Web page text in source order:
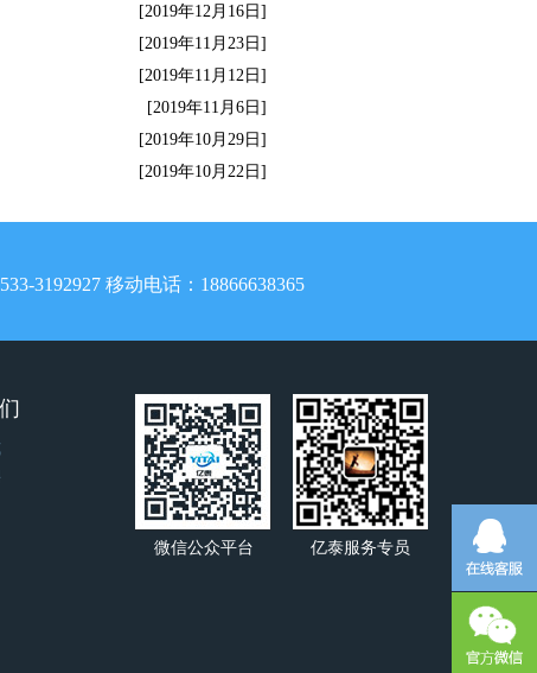
[2019年12月16日]
[2019年11月23日]
[2019年11月12日]
[2019年11月6日]
[2019年10月29日]
[2019年10月22日]
3192927 移动电话：18866638365
微信公众平台 亿泰服务专员